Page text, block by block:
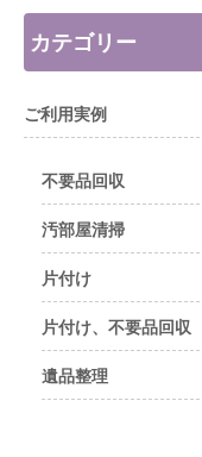
カテゴリー
ご利用実例
不要品回収
汚部屋清掃
片付け
片付け、不要品回収
遺品整理